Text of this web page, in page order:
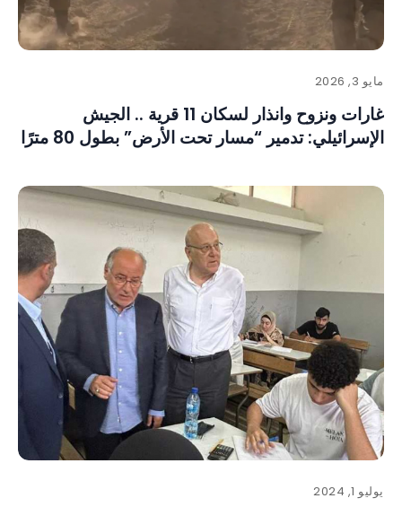
مايو 3, 2026
غارات ونزوح وانذار لسكان 11 قرية .. الجيش
الإسرائيلي: تدمير “مسار تحت الأرض” بطول 80 مترًا
يوليو 1, 2024